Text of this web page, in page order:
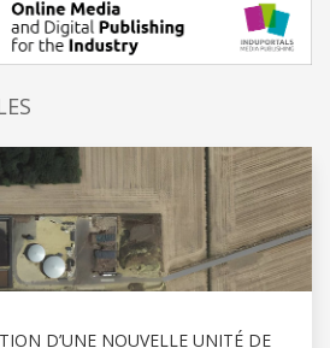
D’UNE NOUVELLE UNITÉ DE